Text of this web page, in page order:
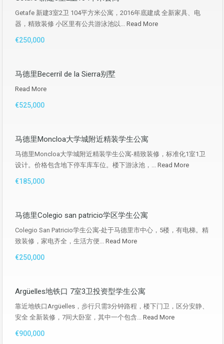
Getafe 新建3室2卫 104平方米公寓，2016年底建成 全新家具、电
器，精致装修 小区里有公共游泳池以... Read More
€250,000
马德里Becerril de la Sierra别墅
Read More
€525,000
马德里Moncloa大学城附近精装学生公寓
马德里Moncloa大学城附近精装学生公寓-精致装修，标准化1室1卫
设计。价格包含地下停车库车位。楼下游泳池，... Read More
€185,000
马德里Colegio san patricio学区学生公寓
Colegio San Patricio学生公寓-处于马德里市中心，5楼，有电梯。精
致装修，家电齐全，生活方便... Read More
€250,000
Argüelles地铁口 7室3卫投资型学生公寓
靠近地铁口Argüelles，步行只需3分钟路程，楼下门卫，区分安静、
安全 全新装修，7间大卧室，其中一个包含... Read More
€900,000